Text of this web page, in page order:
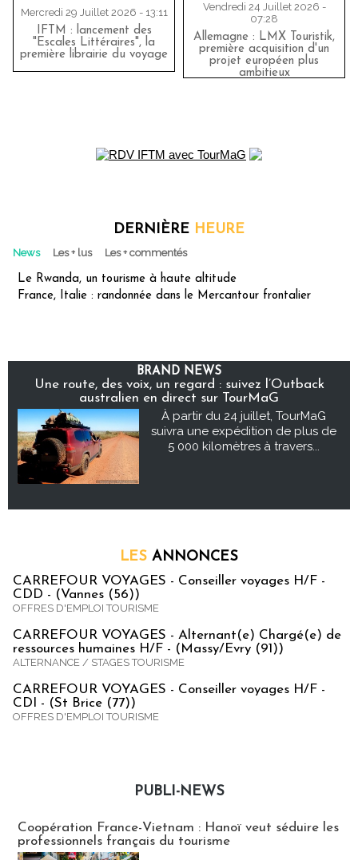
Mercredi 29 Juillet 2026 - 13:11
IFTM : lancement des
"Escales Littéraires", la
première librairie du voyage
Vendredi 24 Juillet 2026 -
07:28
Allemagne : LMX Touristik,
première acquisition d'un
projet européen plus
ambitieux
DERNIÈRE HEURE
News Les + lus Les + commentés
Le Rwanda, un tourisme à haute altitude
France, Italie : randonnée dans le Mercantour frontalier
BRAND NEWS
Une route, des voix, un regard : suivez l’Outback
australien en direct sur TourMaG
À partir du 24 juillet, TourMaG
suivra une expédition de plus de
5 000 kilomètres à travers...
LES ANNONCES
CARREFOUR VOYAGES - Conseiller voyages H/F -
CDD - (Vannes (56))
OFFRES D'EMPLOI TOURISME
CARREFOUR VOYAGES - Alternant(e) Chargé(e) de
ressources humaines H/F - (Massy/Evry (91))
ALTERNANCE / STAGES TOURISME
CARREFOUR VOYAGES - Conseiller voyages H/F -
CDI - (St Brice (77))
OFFRES D'EMPLOI TOURISME
PUBLI-NEWS
Coopération France-Vietnam : Hanoï veut séduire les
professionnels français du tourisme